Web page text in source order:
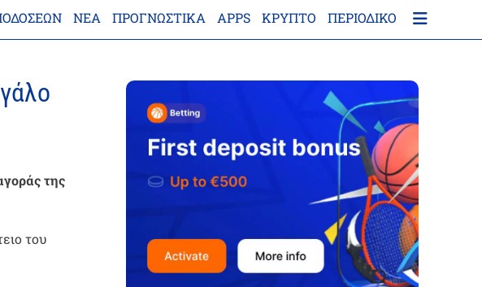
ΝΈΑ ΠΡΟΓΝΩΣΤΙΚΑ APPS ΚΡΎΠΤΟ ΠΕΡΙΟΔΙΚΌ
της
του